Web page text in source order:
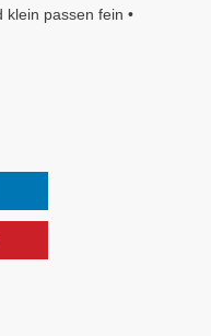
passen fein •